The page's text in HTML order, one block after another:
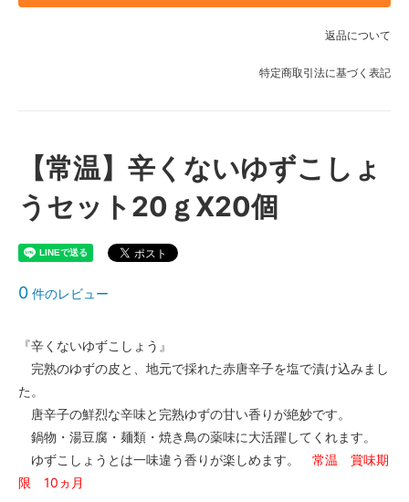
返品について
特定商取引法に基づく表記
【常温】辛くないゆずこしょ
うセット20ｇX20個
0 件のレビュー
『辛くないゆずこしょう』
完熟のゆずの皮と、地元で採れた赤唐辛子を塩で漬け込みまし
た。
唐辛子の鮮烈な辛味と完熟ゆずの甘い香りが絶妙です。
鍋物・湯豆腐・麺類・焼き鳥の薬味に大活躍してくれます。
ゆずこしょうとは一味違う香りが楽しめます。 常温 賞味期
限 10ヵ月